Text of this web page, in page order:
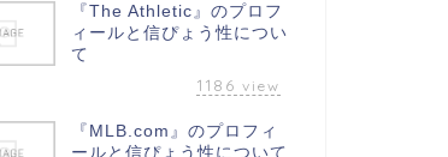
『The Athletic』のプロフ
ィールと信ぴょう性につい
て
1186 view
『MLB.com』のプロフィ
ールと信ぴょう性について